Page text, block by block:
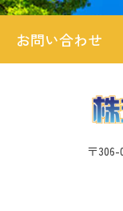
お問い合わせ
〒